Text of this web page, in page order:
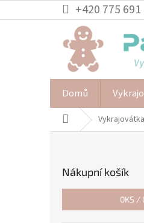
na
+420 775 691
Domů
Domů Vykrajovátka
Nákupní košík
0KS /